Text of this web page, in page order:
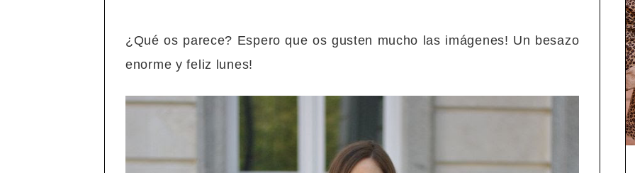
¿Qué os parece? Espero que os gusten mucho las imágenes! Un besazo
enorme y feliz lunes!